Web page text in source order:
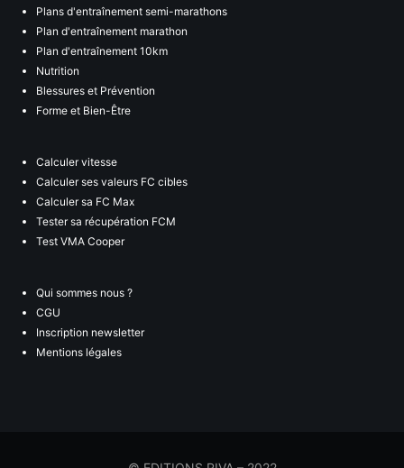
Plans d'entraînement semi-marathons
Plan d'entraînement marathon
Plan d'entraînement 10km
Nutrition
Blessures et Prévention
Forme et Bien-Être
Calculer vitesse
Calculer ses valeurs FC cibles
Calculer sa FC Max
Tester sa récupération FCM
Test VMA Cooper
Qui sommes nous ?
CGU
Inscription newsletter
Mentions légales